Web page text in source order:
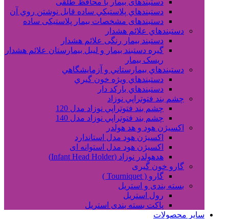
دستبندهاي پلاستيکي ساده قابل نوشتن روي آن
دستبندهای مشخصات بیمار پلاستیکی ساده
دستبندهاي علائم هشدار
دستبند بیمار رنگی علائم هشدار
گیره دستبند بیمار و لیبل بیمارستان علائم هشدار
ریسک بیمار
دستبندهاي بيمارستاني و آزمايشگاهي
دستبندهاي ويژه خون گيري
دستبندهاي بارکد دار
چشم بند فتوتراپي نوزاد
چشم بند فتوتراپي نوزاد مدل 120
چشم بند فتوتراپي نوزاد مدل 140
اکسیژن هود و هد هولدر
اکسیژن هود مدل استاندارد
اکسیژن هود مدل استوانه ای
هدهولدر نوزاد (Infant Head Holder)
گارو خون گیری
گارو ( Tourniquet )
بسته بندی و استریل
رول استریل
پاکت بسته بندی استریل
سایر محصولات